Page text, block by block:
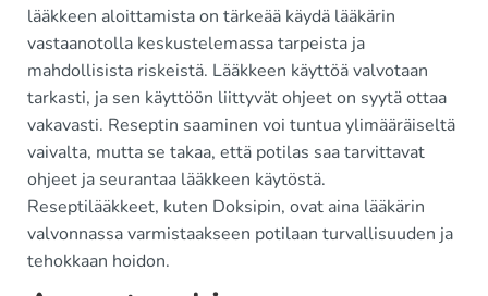
lääkkeen aloittamista on tärkeää käydä lääkärin
vastaanotolla keskustelemassa tarpeista ja
mahdollisista riskeistä. Lääkkeen käyttöä valvotaan
tarkasti, ja sen käyttöön liittyvät ohjeet on syytä ottaa
vakavasti. Reseptin saaminen voi tuntua ylimääräiseltä
vaivalta, mutta se takaa, että potilas saa tarvittavat
ohjeet ja seurantaa lääkkeen käytöstä.
Reseptilääkkeet, kuten Doksipin, ovat aina lääkärin
valvonnassa varmistaakseen potilaan turvallisuuden ja
tehokkaan hoidon.